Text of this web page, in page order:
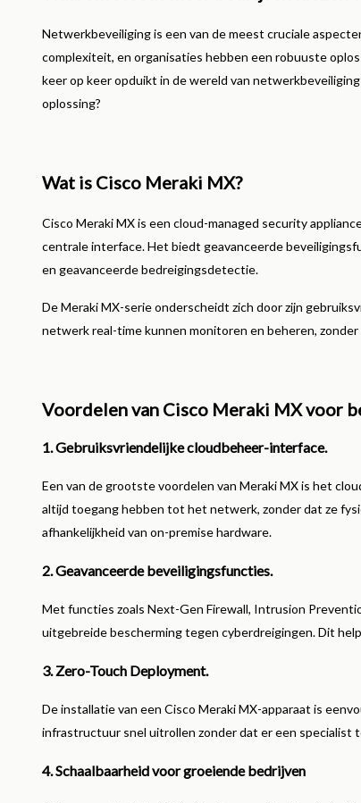
Netwerkbeveiliging is een van de meest cruciale
complexiteit, en organisaties hebben een robuuste
keer op keer opduikt in de wereld van netwerkbeveiliging
oplossing?
Wat is Cisco Meraki MX?
Cisco Meraki MX is een cloud-managed security
centrale interface. Het biedt geavanceerde
en geavanceerde bedreigingsdetectie.
De Meraki MX-serie onderscheidt zich door zijn
netwerk real-time kunnen monitoren en beheren,
Voordelen van Cisco Meraki MX voor
1. Gebruiksvriendelijke cloudbeheer-interface.
Een van de grootste voordelen van Meraki MX is het
altijd toegang hebben tot het netwerk, zonder dat ze
afhankelijkheid van on-premise hardware.
2. Geavanceerde beveiligingsfuncties.
Met functies zoals Next-Gen Firewall, Intrusion
uitgebreide bescherming tegen cyberdreigingen. Dit
3. Zero-Touch Deployment.
De installatie van een Cisco Meraki MX-apparaat is
infrastructuur snel uitrollen zonder dat er een specialist
4. Schaalbaarheid voor groeiende bedrijven